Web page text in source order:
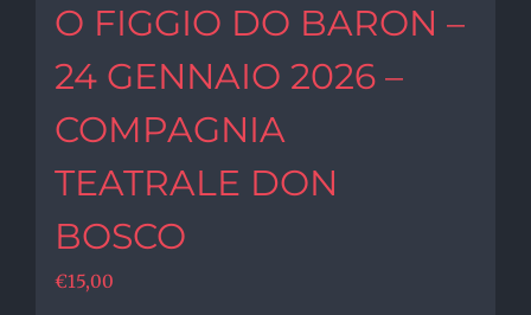
O FIGGIO DO BARON –
24 GENNAIO 2026 –
COMPAGNIA
TEATRALE DON
BOSCO
€15,00